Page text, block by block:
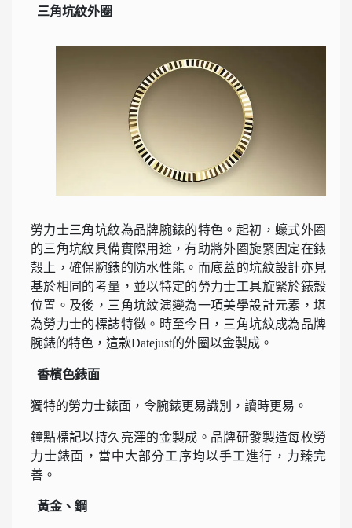
三角坑紋外圈
勞力士三角坑紋為品牌腕錶的特色。起初，蠔式外圈
的三角坑紋具備實際用途，有助將外圈旋緊固定在錶
殼上，確保腕錶的防水性能。而底蓋的坑紋設計亦見
基於相同的考量，並以特定的勞力士工具旋緊於錶殼
位置。及後，三角坑紋演變為一項美學設計元素，堪
為勞力士的標誌特徵。時至今日，三角坑紋成為品牌
腕錶的特色，這款Datejust的外圈以金製成。
香檳色錶面
獨特的勞力士錶面，令腕錶更易識別，讀時更易。
鐘點標記以持久亮澤的金製成。品牌研發製造每枚勞
力士錶面，當中大部分工序均以手工進行，力臻完
善。
黃金、鋼